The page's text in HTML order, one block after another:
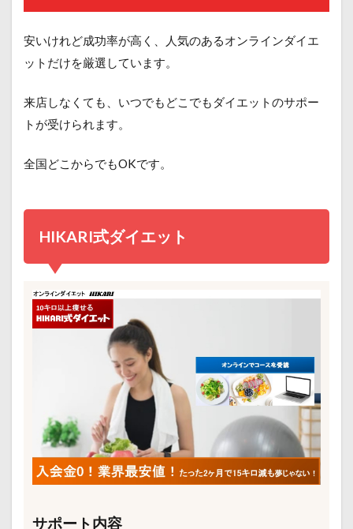
安いけれど成功率が高く、人気のあるオンラインダイエ
ットだけを厳選しています。
来店しなくても、いつでもどこでもダイエットのサポー
トが受けられます。
全国どこからでもOKです。
HIKARI式ダイエット
サポート内容